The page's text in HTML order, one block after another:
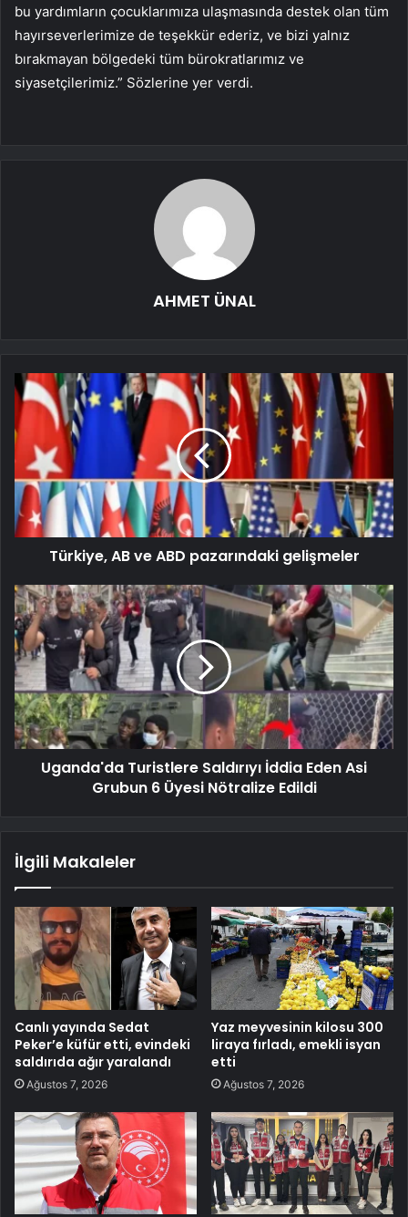
bu yardımların çocuklarımıza ulaşmasında destek olan tüm
hayırseverlerimize de teşekkür ederiz, ve bizi yalnız
bırakmayan bölgedeki tüm bürokratlarımız ve
siyasetçilerimiz.” Sözlerine yer verdi.
AHMET ÜNAL
Türkiye, AB ve ABD pazarındaki gelişmeler
Uganda'da Turistlere Saldırıyı İddia Eden Asi
Grubun 6 Üyesi Nötralize Edildi
İlgili Makaleler
Canlı yayında Sedat
Peker’e küfür etti, evindeki
saldırıda ağır yaralandı
Ağustos 7, 2026
Yaz meyvesinin kilosu 300
liraya fırladı, emekli isyan
etti
Ağustos 7, 2026